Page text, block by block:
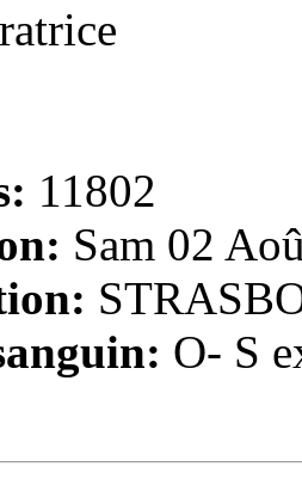
11802
Sam 02
O- S